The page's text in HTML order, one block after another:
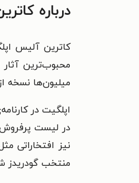
درباره
محبوب‌ترین
میلیون‌ها نسخه
اپلگیت در
منتخب گودریدز